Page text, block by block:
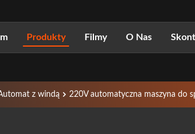
Produkty Filmy O Nas
z windą 220V automatyczna maszyna do